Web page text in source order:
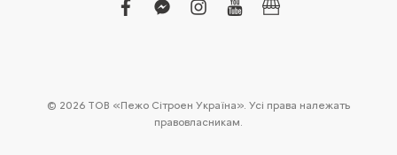
facebook
facebook-
instagram
youtubebusiness
© 2026 ТОВ «Пежо Сітроен Україна». Усі права належать
правовласникам.